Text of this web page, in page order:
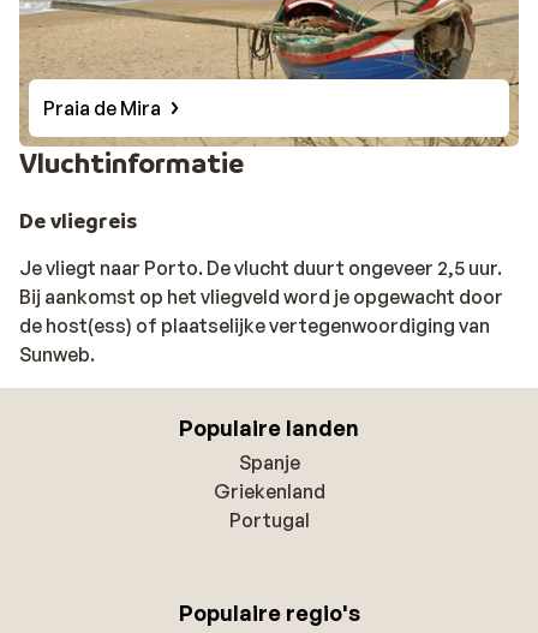
Praia de Mira
Vluchtinformatie
De vliegreis
Je vliegt naar Porto. De vlucht duurt ongeveer 2,5 uur.
Bij aankomst op het vliegveld word je opgewacht door
de host(ess) of plaatselijke vertegenwoordiging van
Sunweb.
Populaire landen
Spanje
Griekenland
Portugal
Populaire regio's